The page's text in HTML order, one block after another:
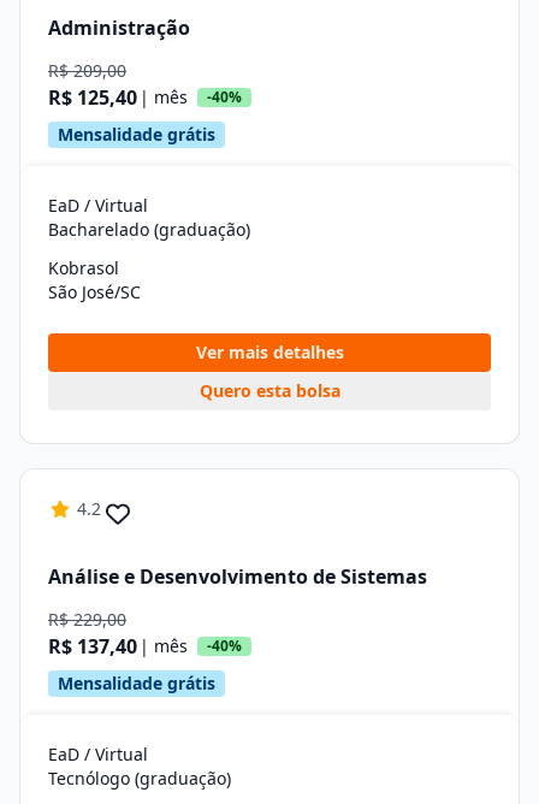
Administração
R$ 209,00
R$ 125,40 | mês -40%
Mensalidade grátis
EaD / Virtual
Bacharelado (graduação)
Kobrasol
São José/SC
Ver mais detalhes
Quero esta bolsa
4.2
Análise e Desenvolvimento de Sistemas
R$ 229,00
R$ 137,40 | mês -40%
Mensalidade grátis
EaD / Virtual
Tecnólogo (graduação)